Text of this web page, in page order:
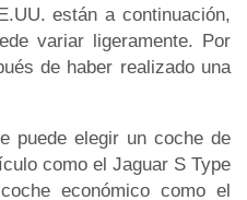
están a continuación,
variar ligeramente. Por
de haber realizado una
puede elegir un coche de
como el Jaguar S Type
económico como el